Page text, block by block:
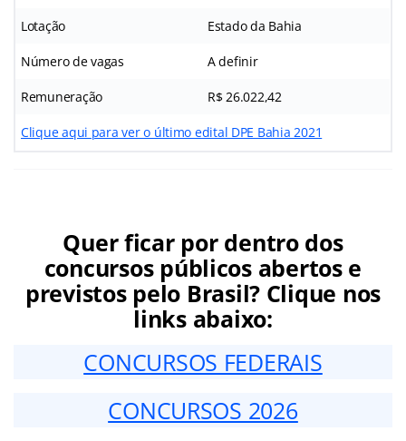
Lotação Estado da Bahia
Número de vagas A definir
Remuneração R$ 26.022,42
Clique aqui para ver o último edital DPE Bahia 2021
Quer ficar por dentro dos
concursos públicos abertos e
previstos pelo Brasil? Clique nos
links abaixo:
CONCURSOS FEDERAIS
CONCURSOS 2026